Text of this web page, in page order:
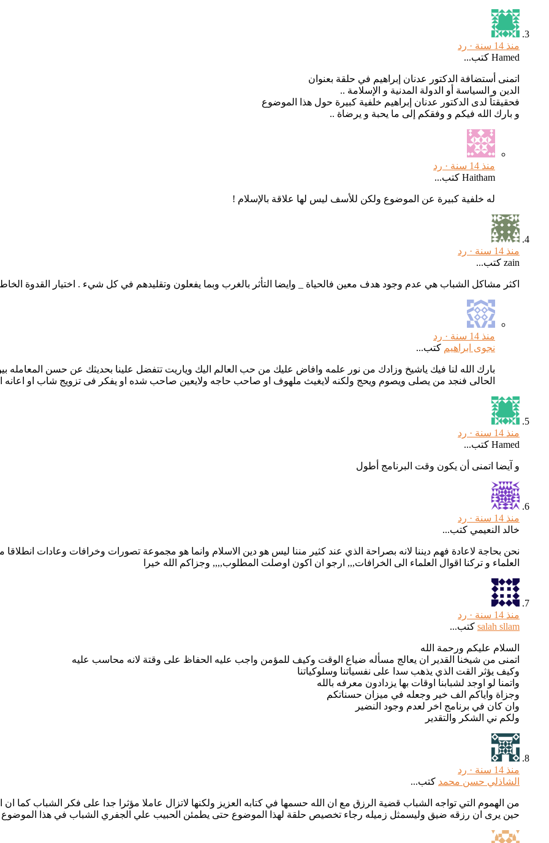
منذ 14 سنة ·
رد
Hamed كتب...
اتمنى أستضافة الدكتور عدنان إبراهيم في حلقة بعنوان
الدين و السياسة أو الدولة المدنية و الإسلامة ..
فحقيقتاً لدى الدكتور عدنان إبراهيم خلفية كبيرة حول هذا الموضوع
و بارك الله فيكم و وفقكم إلى ما يحبة و يرضاة ..
منذ 14 سنة ·
رد
Haitham كتب...
له خلفية كبيرة عن الموضوع ولكن للأسف ليس لها علاقة بالإسلام !
منذ 14 سنة ·
رد
zain كتب...
اكثر مشاكل الشباب هي عدم وجود هدف معين فالحياة _ وايضا التأثر بالغرب وبما يفعلون وتقليدهم في كل شيء . اختيار القدوة
منذ 14 سنة ·
رد
نجوى ابراهيم كتب...
بارك الله لنا فيك ياشيخ وزادك من نور علمه وافاض عليك من حب العالم اليك وياريت تتفضل علينا بحديثك عن حسن المعامله
الحالى فنجد من يصلى ويصوم ويحج ولكنه لايغيث ملهوف او صاحب حاجه ولايعين صاحب شده او يفكر فى تزويج شاب او اعانه
منذ 14 سنة ·
رد
Hamed كتب...
و آيضا اتمنى أن يكون وقت البرنامج أطول
منذ 14 سنة ·
رد
خالد النعيمي كتب...
نحن بحاجة لاعادة فهم ديننا لانه بصراحة الذي عند كثير مننا ليس هو دين الاسلام وانما هو مجموعة تصورات وخرافات وعادات انطلاقا
العلماء و تركنا اقوال العلماء الى الخرافات,,, ارجو ان اكون اوصلت المطلوب,,,, وجزاكم الله خيرا
منذ 14 سنة ·
رد
salah sllam كتب...
السلام عليكم ورحمة الله
اتمنى من شيخنا القدير ان يعالج مسأله ضياع الوقت وكيف للمؤمن واجب عليه الحفاظ على وقتة لانه محاسب عليه
وكيف يؤثر القت الذي يذهب سدا على نفسياتنا وسلوكياتنا
واتمنا لو اوجد لشبابنا اوقات بها يزدادون معرفه بالله
وجزاة واياكم الف خير وجعله في ميزان حسناتكم
وان كان في برنامج اخر لعدم وجود النضير
ولكم ني الشكر والتقدير
منذ 14 سنة ·
رد
الشاذلي حسن محمد كتب...
من الهموم التي تواجه الشباب قضية الرزق مع ان الله حسمها في كتابه العزيز ولكنها لاتزال عاملا مؤثرا جدا على فكر الشباب
حين يرى ان رزقه ضيق وليسمثل زميله رجاء تخصيص حلقة لهذا الموضوع حتى يطمئن الحبيب علي الجفري الشباب في هذا الموضوع